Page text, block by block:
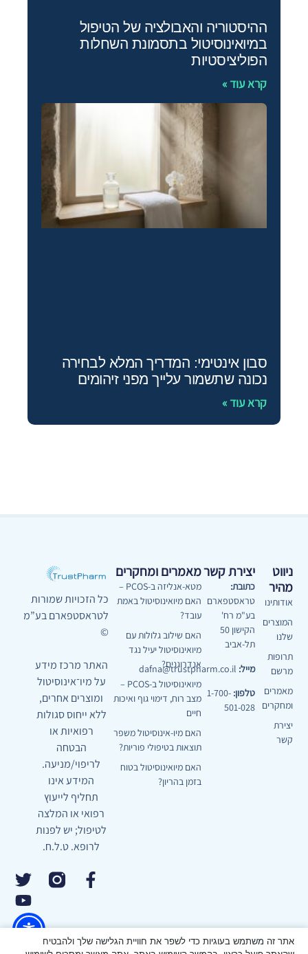
ההיסטוריה והאבולציה של הטיפול
במיואינוסיטול בתסמונת השחלות
הפוליציסטיות
קרא עוד »
סבון אינטימי: המדריך המלא לבחירה
נכונה שתשמור עלייך מפני זיהומים
קרא עוד »
ניווט
מהיר
אודותינו
המוצרים
שלנו
תרופות
מרשם
מאמרים
ומחקרים
יצירת
קשר
יצירת קשר
כתובת:
טראסטפארם
בע"מ רח'
הקישון 50
תל-אביב
מייל:
טלפון: 1-700-
501-028
מאמרים ומחקרים
מטא-אנליזה ב-PCOS –
האם מיואינוסיטול באמת
עובד?
האם שילוב גלולות עם
מיואינוסיטול יעיל נגד
אנדרוגנים?
מיואינוסיטול ב-PCOS –
מצב רוח, דימוי גוף ואיכות
חיים
האם מיו-אינוסיטול משפר
תוצאות בטיפולי פוריות?
האם מיואינוסיטול בטוח
בזמן בהריון?
כל הזכויות שמורות
לטראסטפארם בע”מ
©
האתר מרכז מידע
על מיו־אינוסיטול
ומוצרים אחרים,
ללא ייחוס סגולות
רפואיות או
הבטחה
לריפוי/מניעה.
המידע אינו
תחליף לייעוץ
רפואי או המלצה
לטיפול; יש לפנות
לרופא. ט.ל.ח.
אתר זה משתמש בעוגיות כדי לשפר את חוויית הגלישה שלך ולהבטיח